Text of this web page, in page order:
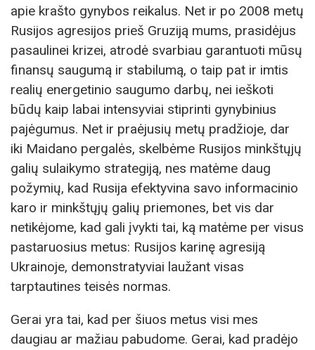
apie krašto gynybos reikalus. Net ir po 2008 metų
Rusijos agresijos prieš Gruziją mums, prasidėjus
pasaulinei krizei, atrodė svarbiau garantuoti mūsų
finansų saugumą ir stabilumą, o taip pat ir imtis
realių energetinio saugumo darbų, nei ieškoti
būdų kaip labai intensyviai stiprinti gynybinius
pajėgumus. Net ir praėjusių metų pradžioje, dar
iki Maidano pergalės, skelbėme Rusijos minkštųjų
galių sulaikymo strategiją, nes matėme daug
požymių, kad Rusija efektyvina savo informacinio
karo ir minkštųjų galių priemones, bet vis dar
netikėjome, kad gali įvykti tai, ką matėme per visus
pastaruosius metus: Rusijos karinę agresiją
Ukrainoje, demonstratyviai laužant visas
tarptautines teisės normas.
Gerai yra tai, kad per šiuos metus visi mes
daugiau ar mažiau pabudome. Gerai, kad pradėjo